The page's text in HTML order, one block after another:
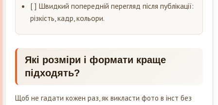
[ ] Швидкий попередній перегляд після публікації:
різкість, кадр, кольори.
Які розміри і формати краще
підходять?
Щоб не гадати кожен раз, як викласти фото в інст без